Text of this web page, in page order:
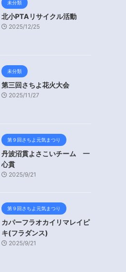
未分類
北小PTAリサイクル活動
2025/12/25
未分類
第三回さちよ花火大会
2025/11/27
第９回さちよ元気まつり
丹波沼貫よさこいチーム 一
心貫
2025/9/21
第９回さちよ元気まつり
カパーフラオカイリマレイピ
キ(フラダンス)
2025/9/21